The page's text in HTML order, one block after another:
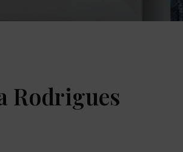
Rodrigues